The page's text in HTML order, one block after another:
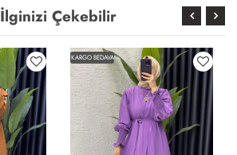
İlginizi Çekebilir
KARGO BEDAVA